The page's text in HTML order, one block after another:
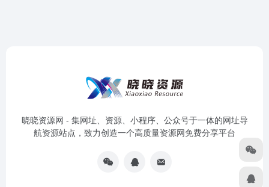
晓晓资源网 - 集网址、资源、小程序、公众号于一体的网址导
航资源站点，致力创造一个高质量资源网免费分享平台